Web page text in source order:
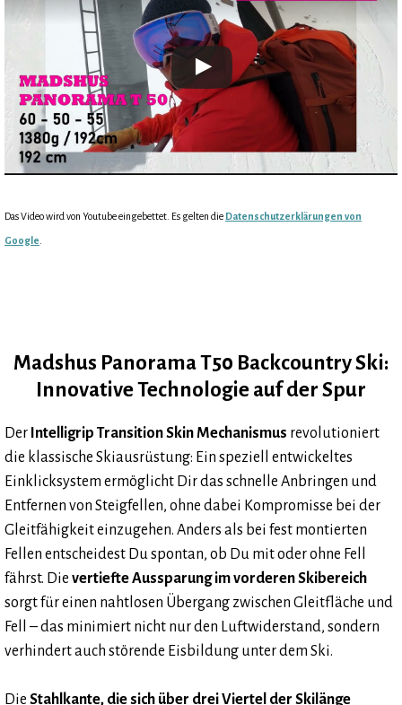
Das Video wird von Youtube eingebettet. Es gelten die Datenschutzerklärungen von
Google.
Madshus Panorama T50 Backcountry Ski:
Innovative Technologie auf der Spur
Der Intelligrip Transition Skin Mechanismus revolutioniert
die klassische Skiausrüstung: Ein speziell entwickeltes
Einklicksystem ermöglicht Dir das schnelle Anbringen und
Entfernen von Steigfellen, ohne dabei Kompromisse bei der
Gleitfähigkeit einzugehen. Anders als bei fest montierten
Fellen entscheidest Du spontan, ob Du mit oder ohne Fell
fährst. Die vertiefte Aussparung im vorderen Skibereich
sorgt für einen nahtlosen Übergang zwischen Gleitfläche und
Fell – das minimiert nicht nur den Luftwiderstand, sondern
verhindert auch störende Eisbildung unter dem Ski.
Die Stahlkante, die sich über drei Viertel der Skilänge